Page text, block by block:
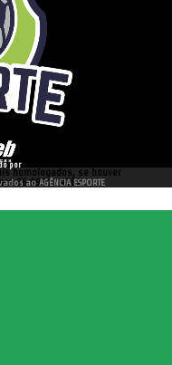
por
homologados, se houver
66 99977 4262
ao AGÊNCIA ESPORTE